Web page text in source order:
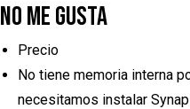
No me gusta
Precio
No tiene memoria interna
necesitamos instalar